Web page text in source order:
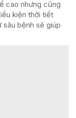
cao nhưng cũng
kiện thời tiết
sâu bệnh sẽ giúp